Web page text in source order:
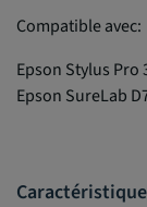
Compatible avec:
Epson Stylus Pro
Epson SureLab